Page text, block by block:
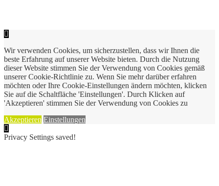
Wir verwenden Cookies, um sicherzustellen, dass wir Ihnen die
beste Erfahrung auf unserer Website bieten. Durch die Nutzung
dieser Website stimmen Sie der Verwendung von Cookies gemäß
unserer Cookie-Richtlinie zu. Wenn Sie mehr darüber erfahren
möchten oder Ihre Cookie-Einstellungen ändern möchten, klicken
Sie auf die Schaltfläche 'Einstellungen'. Durch Klicken auf
'Akzeptieren' stimmen Sie der Verwendung von Cookies zu
Akzeptieren Einstellungen
Privacy Settings saved!